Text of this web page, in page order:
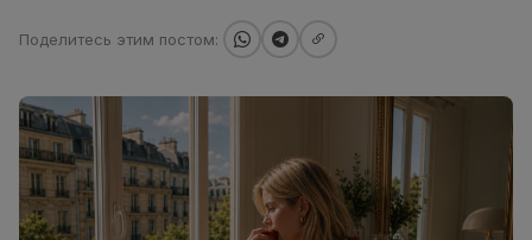
Поделитесь этим постом: